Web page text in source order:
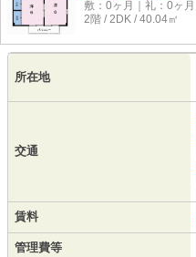
敷：0ヶ月｜礼：0ヶ月
2階 / 2DK / 40.04㎡
所在地
交通
賃料
管理費等